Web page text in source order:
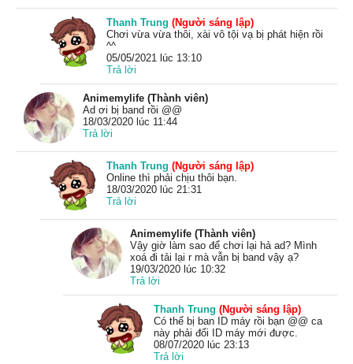
Thanh Trung (Người sáng lập)
Chơi vừa vừa thôi, xài vô tội vạ bị phát hiện rồi
^^
05/05/2021 lúc 13:10
Trả lời
Animemylife (Thành viên)
Ad ơi bị band rồi @@
18/03/2020 lúc 11:44
Trả lời
Thanh Trung (Người sáng lập)
Online thì phải chịu thôi bạn.
18/03/2020 lúc 21:31
Trả lời
Animemylife (Thành viên)
Vậy giờ làm sao để chơi lại hả ad? Mình
xoá đi tải lại r mà vẫn bị band vậy ạ?
19/03/2020 lúc 10:32
Trả lời
Thanh Trung (Người sáng lập)
Có thể bị ban ID máy rồi bạn @@ ca
này phải đổi ID máy mới được.
08/07/2020 lúc 23:13
Trả lời